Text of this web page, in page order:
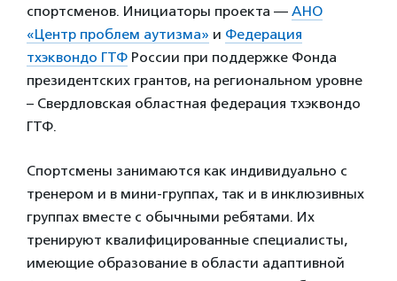
спортсменов. Инициаторы проекта — АНО
«Центр проблем аутизма» и Федерация
тхэквондо ГТФ России при поддержке Фонда
президентских грантов, на региональном уровне
– Свердловская областная федерация тхэквондо
ГТФ.
Спортсмены занимаются как индивидуально с
тренером и в мини-группах, так и в инклюзивных
группах вместе с обычными ребятами. Их
тренируют квалифицированные специалисты,
имеющие образование в области адаптивной